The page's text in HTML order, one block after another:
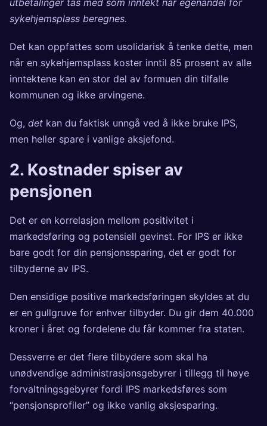
utbetalinger tas med som inntekt når egenandel for
sykehjemsplass beregnes.
Det kan oppfattes som usolidarisk å tenke dette, men
når en sykehjemsplass koster inntil 85 prosent av alle
inntektene kan en stor del av formuen din tilfalle
kommunen og ikke arvingene.
Og, det kan du faktisk unngå ved å ikke bruke IPS,
men heller spare i vanlige aksjefond.
2. Kostnader spiser av
pensjonen
Det er en korrelasjon mellom positivitet i
markedsføring og potensiell gevinst. For IPS er ikke
bare godt for din pensjonssparing, det er godt for
tilbyderne av IPS.
Den ensidige positive markedsføringen skyldes at du
er en gullgruve for enhver tilbyder. Du gir dem 40.000
kroner i året og fordelene du får kommer fra staten.
Dessverre er det flere tilbydere som skal ha
unødvendige administrasjonsgebyrer i tillegg til høye
forvaltningsgebyrer fordi IPS markedsføres som
“pensjonsprofiler” og ikke vanlig aksjesparing.